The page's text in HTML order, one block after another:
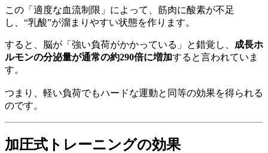
この「適度な血流制限」によって、筋肉に酸素が不足
し、“乳酸”が溜まりやすい状態を作ります。
すると、脳が「強い負荷がかかっている」と錯覚し、 成長ホ
ルモンの分泌量が通常の約290倍に増加すると言われていま
す。
つまり、軽い負荷でもハードな運動と同等の効果を得られる
のです。
加圧式トレーニングの効果